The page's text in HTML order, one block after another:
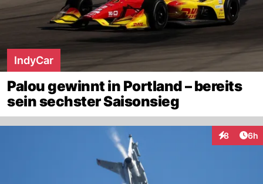
IndyCar
Palou gewinnt in Portland – bereits
sein sechster Saisonsieg
8 6h